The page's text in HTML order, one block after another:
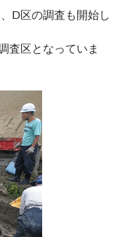
D区の調査も開始し
査区となっていま